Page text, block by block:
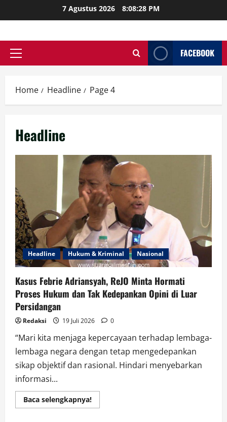
to
7 Agustus 2026 8:08:29 PM
Primary
FACEBOOK
Home Headline Page 4
Headline
Headline Hukum & Kriminal Nasional
Kasus Febrie Adriansyah, ReJO Minta Hormati
Proses Hukum dan Tak Kedepankan Opini di Luar
Persidangan
Redaksi 19 Juli 2026 0
“Mari kita menjaga kepercayaan terhadap lembaga-
lembaga negara dengan tetap mengedepankan
sikap objektif dan rasional. Hindari menyebarkan
informasi...
Baca selengkapnya!Read
more